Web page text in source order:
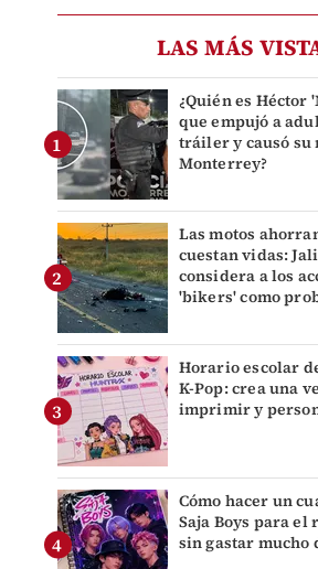
LAS MÁS
¿Quién es Héctor
que empujó a
tráiler y causó su
Monterrey?
Las motos
cuestan vidas:
considera a los
'bikers' como
Horario escolar
K-Pop: crea una
imprimir y
Cómo hacer un
Saja Boys para el
sin gastar mucho